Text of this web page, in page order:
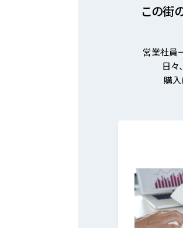
この街
営業社員
日々
購入